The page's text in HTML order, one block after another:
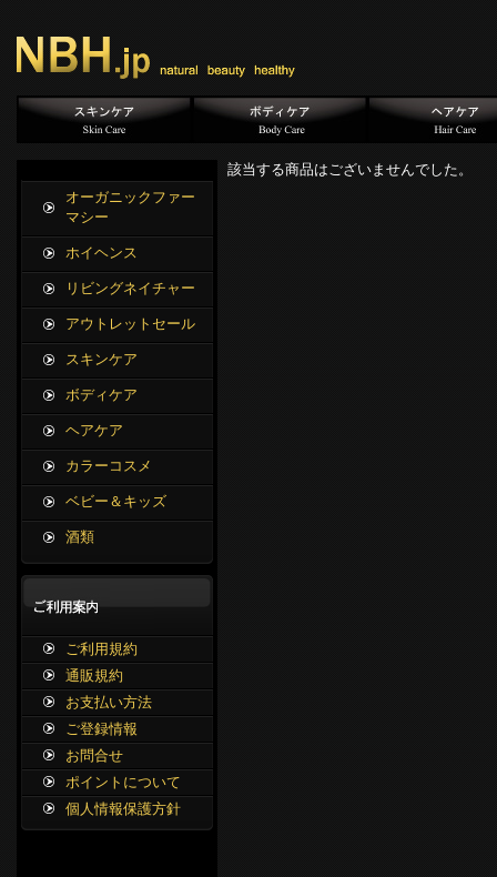
該当する商品はございませんでした。
オーガニックファー
マシー
ホイヘンス
リビングネイチャー
アウトレットセール
スキンケア
ボディケア
ヘアケア
カラーコスメ
ベビー＆キッズ
酒類
ご利用規約
通販規約
お支払い方法
ご登録情報
お問合せ
ポイントについて
個人情報保護方針